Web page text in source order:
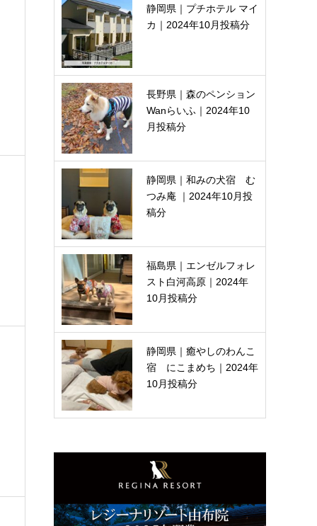
静岡県｜プチホテル マイ
カ｜2024年10月投稿分
長野県｜森のペンション
Wanらいふ｜2024年10
月投稿分
静岡県｜和みの犬宿 む
つみ庵 ｜2024年10月投
稿分
福島県｜エンゼルフォレ
スト白河高原｜2024年
10月投稿分
静岡県｜癒やしのわんこ
宿 にこまめち｜2024年
10月投稿分